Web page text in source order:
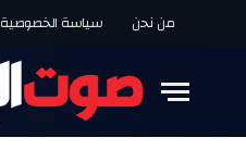
من نحن سياسة الخصوصية